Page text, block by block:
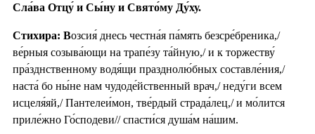
Сла́ва Отцу́ и Сы́ну и Свято́му Ду́ху.
Стихира: Возсия́ днесь честна́я па́мять безсре́бреника,/
ве́рныя созыва́ющи на трапе́зу та́йную,/ и к торжеству́
пра́зднственному водя́щи празднолю́бных составле́ния,/
наста́ бо ны́не нам чудоде́йственный врач,/ неду́ги всем
исцеля́яй,/ Пантелеи́мон, тве́рдый страда́лец,/ и мо́лится
приле́жно Го́сподеви// спасти́ся душа́м на́шим.